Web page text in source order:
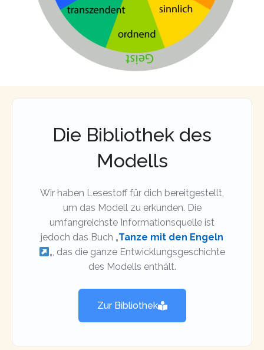
Die Bibliothek des
Modells
Wir haben Lesestoff für dich bereitgestellt,
um das Modell zu erkunden. Die
umfangreichste Informationsquelle ist
jedoch das Buch „Tanze mit den Engeln
„, das die ganze Entwicklungsgeschichte
des Modells enthält.
Zur Bibliothek